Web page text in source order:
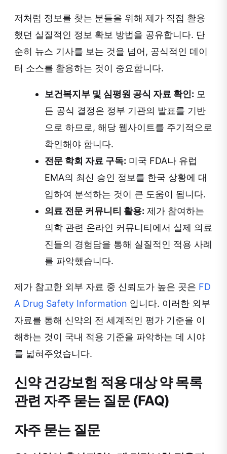
저처럼 정보를 찾는 분들을 위해 제가 직접 활용
했던 실질적인 정보 확보 방법을 공유합니다. 단
순히 뉴스 기사를 보는 것을 넘어, 공식적인 데이
터 소스를 활용하는 것이 중요합니다.
보건복지부 및 심평원 공식 자료 확인: 모
든 공식 결정은 정부 기관의 발표를 기반
으로 하므로, 해당 웹사이트를 주기적으로
확인해야 합니다.
전문 학회 자료 구독: 미국 FDA나 유럽
EMA의 최신 승인 정보를 한국 상황에 대
입하여 분석하는 것이 큰 도움이 됩니다.
의료 전문 커뮤니티 활용: 제가 참여하는
의학 관련 온라인 커뮤니티에서 실제 의료
진들의 경험담을 통해 실질적인 적용 사례
를 파악했습니다.
제가 참고한 외부 자료 중 신뢰도가 높은 곳은 FD
A Drug Safety Information 입니다. 이러한 외부
자료를 통해 신약의 전 세계적인 평가 기준을 이
해하는 것이 국내 적용 기준을 파악하는 데 시야
를 넓혀주었습니다.
신약 건강보험 적용 대상 약 목록
관련 자주 묻는 질문 (FAQ)
자주 묻는 질문